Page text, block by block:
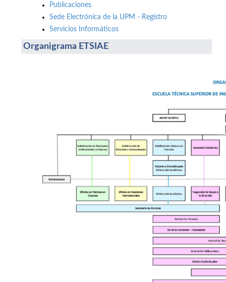
Publicaciones
Sede Electrónica de la UPM - Registro
Servicios Informáticos
Organigrama ETSIAE